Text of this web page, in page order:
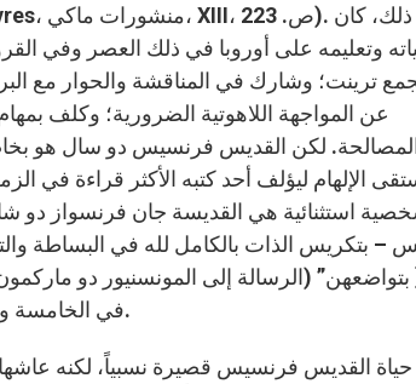
وتعليمه على أوروبا في ذلك العصر وفي
ترينت؛ وشارك في المناقشة والحوار مع
عن المواجهة اللاهوتية الضرورية؛ وكلف
لكن القديس فرنسيس دو سال هو
الإلهام ليؤلف أحد كتبه الأكثر قراءة في
استثنائية هي القديسة جان فرنسواز دو
– بتكريس الذات بالكامل لله في البساطة
في الخامسة والخمسين من عمره، بعد حياة اتسمت بأيام عصيبة وبالعمل الرسولي.
القديس فرنسيس قصيرة نسبياً، لكنه